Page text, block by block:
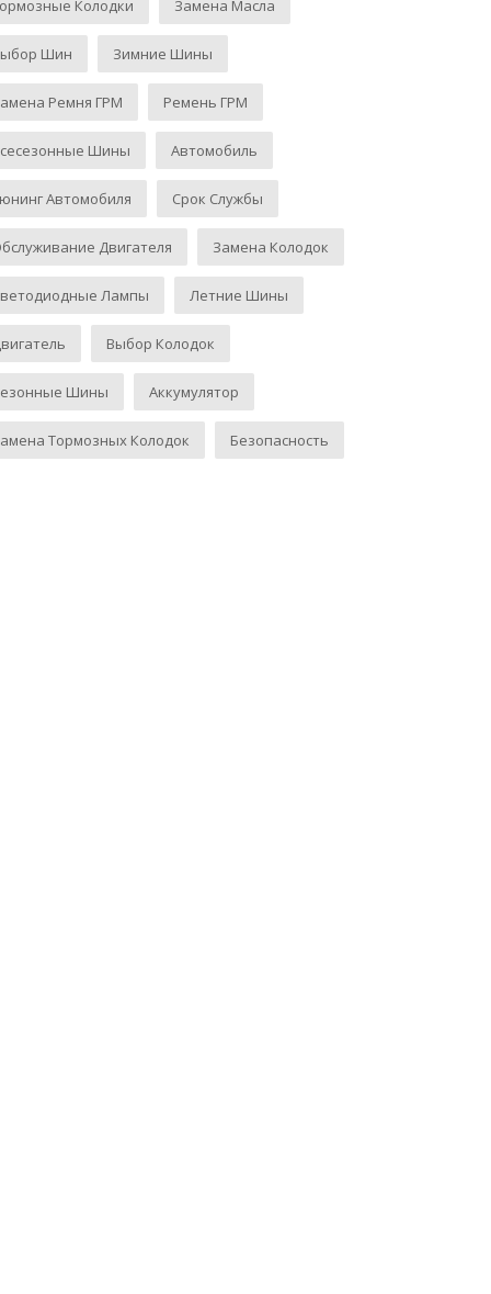
Колодки Замена Масла
Шин Зимние Шины
Ремня ГРМ Ремень ГРМ
Шины Автомобиль
Автомобиля Срок Службы
Двигателя Замена Колодок
Лампы Летние Шины
Выбор Колодок
Шины Аккумулятор
Тормозных Колодок Безопасность